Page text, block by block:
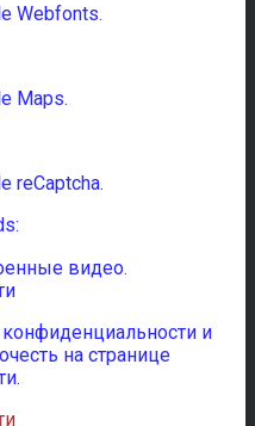
Webfonts.
Maps.
reCaptcha.
видео.
и
на странице